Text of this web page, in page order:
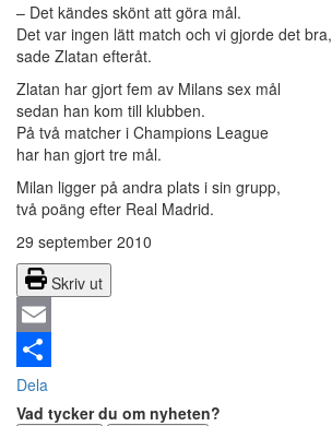
– Det kändes skönt att göra mål.
Det var ingen lätt match och vi gjorde det bra,
sade Zlatan efteråt.
Zlatan har gjort fem av Milans sex mål
sedan han kom till klubben.
På två matcher i Champions League
har han gjort tre mål.
Milan ligger på andra plats i sin grupp,
två poäng efter Real Madrid.
29 september 2010
Skriv ut
Email
Dela
Vad tycker du om nyheten?